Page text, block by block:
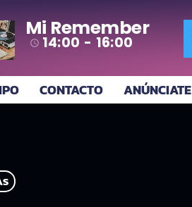
Mi Remember
access_time 14:00 - 16:00
CONTACTO ANÚNCIATE